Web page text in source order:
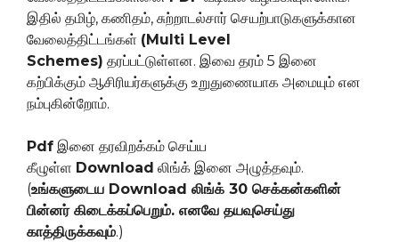
இதில் தமிழ், கணிதம், சுற்றாடல்சார் செயற்பாடுகளுக்கான
வேலைத்திட்டங்கள் (Multi Level
Schemes) தரப்பட்டுள்ளன. இவை தரம் 5 இனை
கற்பிக்கும் ஆசிரியர்களுக்கு உறுதுணையாக அமையும் என
நம்புகின்றோம்.
Pdf இனை தரவிறக்கம் செய்ய
கீழுள்ள Download லிங்க் இனை அழுத்தவும்.
(உங்களுடைய Download லிங்க் 30 செக்கன்களின்
பின்னர் கிடைக்கப்பெறும். எனவே தயவுசெய்து
காத்திருக்கவும்.)